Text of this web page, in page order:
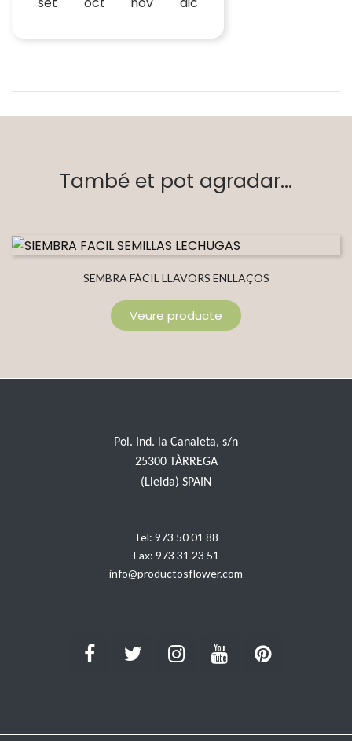
També et pot agradar...
SEMBRA FÀCIL LLAVORS ENLLAÇOS
Veure producte
Pol. Ind. la Canaleta, s/n
25300 TÀRREGA
(Lleida) SPAIN
Tel: 973 50 01 88
Fax: 973 31 23 51
info@productosflower.com